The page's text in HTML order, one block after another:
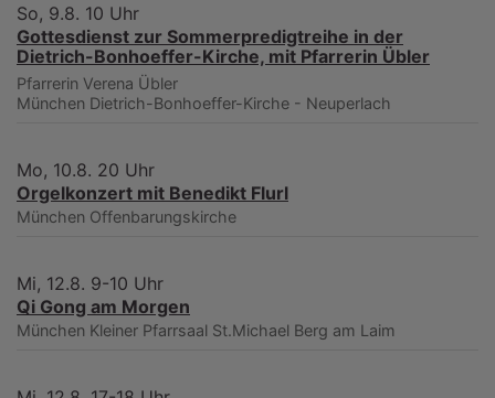
So, 9.8. 10 Uhr
Gottesdienst zur Sommerpredigtreihe in der
Dietrich-Bonhoeffer-Kirche, mit Pfarrerin Übler
Pfarrerin Verena Übler
München Dietrich-Bonhoeffer-Kirche - Neuperlach
Mo, 10.8. 20 Uhr
Orgelkonzert mit Benedikt Flurl
München Offenbarungskirche
Mi, 12.8. 9-10 Uhr
Qi Gong am Morgen
München Kleiner Pfarrsaal St.Michael Berg am Laim